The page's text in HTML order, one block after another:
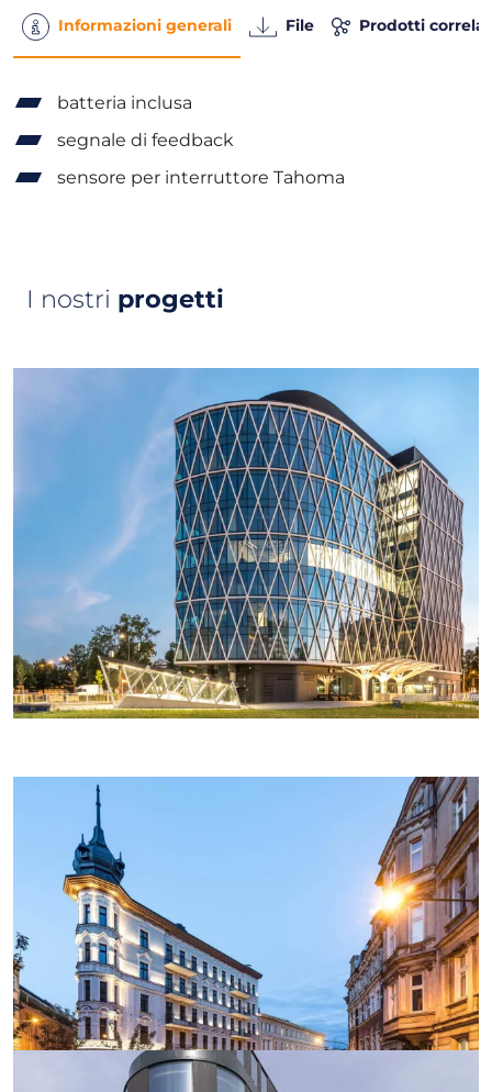
Informazioni generali File Prodotti
batteria inclusa
segnale di feedback
sensore per interruttore Tahoma
I nostri progetti